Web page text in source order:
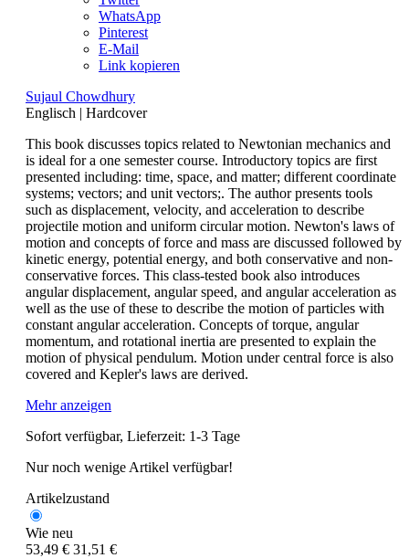
WhatsApp
Pinterest
E-Mail
Link kopieren
Sujaul Chowdhury
Englisch | Hardcover
This book discusses topics related to Newtonian mechanics and
is ideal for a one semester course. Introductory topics are first
presented including: time, space, and matter; different coordinate
systems; vectors; and unit vectors;. The author presents tools
such as displacement, velocity, and acceleration to describe
projectile motion and uniform circular motion. Newton's laws of
motion and concepts of force and mass are discussed followed by
kinetic energy, potential energy, and both conservative and non-
conservative forces. This class-tested book also introduces
angular displacement, angular speed, and angular acceleration as
well as the use of these to describe the motion of particles with
constant angular acceleration. Concepts of torque, angular
momentum, and rotational inertia are presented to explain the
motion of physical pendulum. Motion under central force is also
covered and Kepler's laws are derived.
Mehr anzeigen
Sofort verfügbar, Lieferzeit: 1-3 Tage
Nur noch wenige Artikel verfügbar!
Artikelzustand
Wie neu
53,49 € 31,51 €